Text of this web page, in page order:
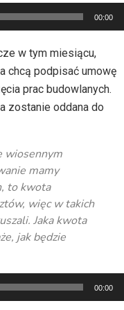
00:00
w tym miesiącu,
chcą podpisać umowę
prac budowlanych.
zostanie oddana do
wiosennym
mamy
to kwota
więc w takich
Jaka kwota
jak będzie
00:00